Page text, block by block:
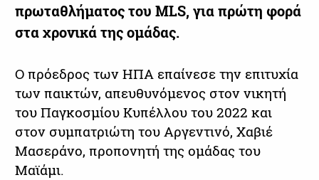
πρωταθλήματος του MLS, για πρώτη φορά
στα χρονικά της ομάδας.
Ο πρόεδρος των ΗΠΑ επαίνεσε την επιτυχία
των παικτών, απευθυνόμενος στον νικητή
του Παγκοσμίου Κυπέλλου του 2022 και
στον συμπατριώτη του Αργεντινό, Χαβιέ
Μασεράνο, προπονητή της ομάδας του
Μαϊάμι.